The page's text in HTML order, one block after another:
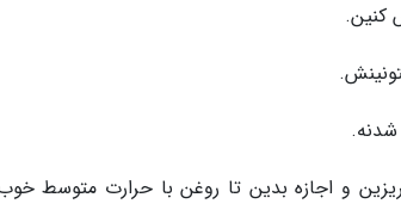
کنین.
و اجازه بدین تا روغن با حرارت متوسط